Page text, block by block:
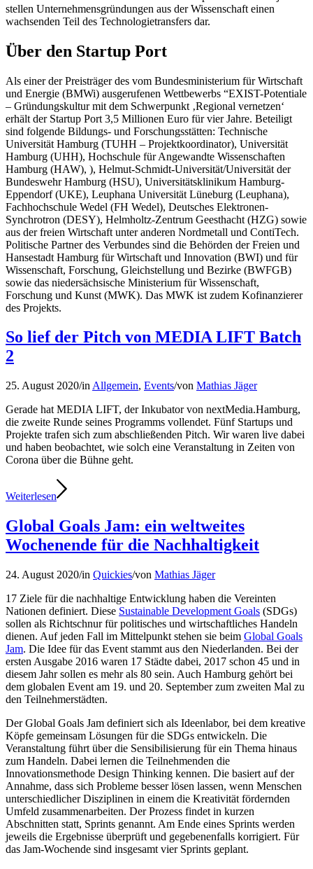
stellen Unternehmensgründungen aus der Wissenschaft einen
wachsenden Teil des Technologietransfers dar.
Über den Startup Port
Als einer der Preisträger des vom Bundesministerium für Wirtschaft
und Energie (BMWi) ausgerufenen Wettbewerbs “EXIST-Potentiale
– Gründungskultur mit dem Schwerpunkt ‚Regional vernetzen‘
erhält der Startup Port 3,5 Millionen Euro für vier Jahre. Beteiligt
sind folgende Bildungs- und Forschungsstätten: Technische
Universität Hamburg (TUHH – Projektkoordinator), Universität
Hamburg (UHH), Hochschule für Angewandte Wissenschaften
Hamburg (HAW), ), Helmut-Schmidt-Universität/Universität der
Bundeswehr Hamburg (HSU), Universitätsklinikum Hamburg-
Eppendorf (UKE), Leuphana Universität Lüneburg (Leuphana),
Fachhochschule Wedel (FH Wedel), Deutsches Elektronen-
Synchrotron (DESY), Helmholtz-Zentrum Geesthacht (HZG) sowie
aus der freien Wirtschaft unter anderen Nordmetall und ContiTech.
Politische Partner des Verbundes sind die Behörden der Freien und
Hansestadt Hamburg für Wirtschaft und Innovation (BWI) und für
Wissenschaft, Forschung, Gleichstellung und Bezirke (BWFGB)
sowie das niedersächsische Ministerium für Wissenschaft,
Forschung und Kunst (MWK). Das MWK ist zudem Kofinanzierer
des Projekts.
So lief der Pitch von MEDIA LIFT Batch
2
25. August 2020/in Allgemein, Events/von Mathias Jäger
Gerade hat MEDIA LIFT, der Inkubator von nextMedia.Hamburg,
die zweite Runde seines Programms vollendet. Fünf Startups und
Projekte trafen sich zum abschließenden Pitch. Wir waren live dabei
und haben beobachtet, wie solch eine Veranstaltung in Zeiten von
Corona über die Bühne geht.
Weiterlesen
Global Goals Jam: ein weltweites
Wochenende für die Nachhaltigkeit
24. August 2020/in Quickies/von Mathias Jäger
17 Ziele für die nachhaltige Entwicklung haben die Vereinten
Nationen definiert. Diese Sustainable Development Goals (SDGs)
sollen als Richtschnur für politisches und wirtschaftliches Handeln
dienen. Auf jeden Fall im Mittelpunkt stehen sie beim Global Goals
Jam. Die Idee für das Event stammt aus den Niederlanden. Bei der
ersten Ausgabe 2016 waren 17 Städte dabei, 2017 schon 45 und in
diesem Jahr sollen es mehr als 80 sein. Auch Hamburg gehört bei
dem globalen Event am 19. und 20. September zum zweiten Mal zu
den Teilnehmerstädten.
Der Global Goals Jam definiert sich als Ideenlabor, bei dem kreative
Köpfe gemeinsam Lösungen für die SDGs entwickeln. Die
Veranstaltung führt über die Sensibilisierung für ein Thema hinaus
zum Handeln. Dabei lernen die Teilnehmenden die
Innovationsmethode Design Thinking kennen. Die basiert auf der
Annahme, dass sich Probleme besser lösen lassen, wenn Menschen
unterschiedlicher Disziplinen in einem die Kreativität fördernden
Umfeld zusammenarbeiten. Der Prozess findet in kurzen
Abschnitten statt, Sprints genannt. Am Ende eines Sprints werden
jeweils die Ergebnisse überprüft und gegebenenfalls korrigiert. Für
das Jam-Wochende sind insgesamt vier Sprints geplant.